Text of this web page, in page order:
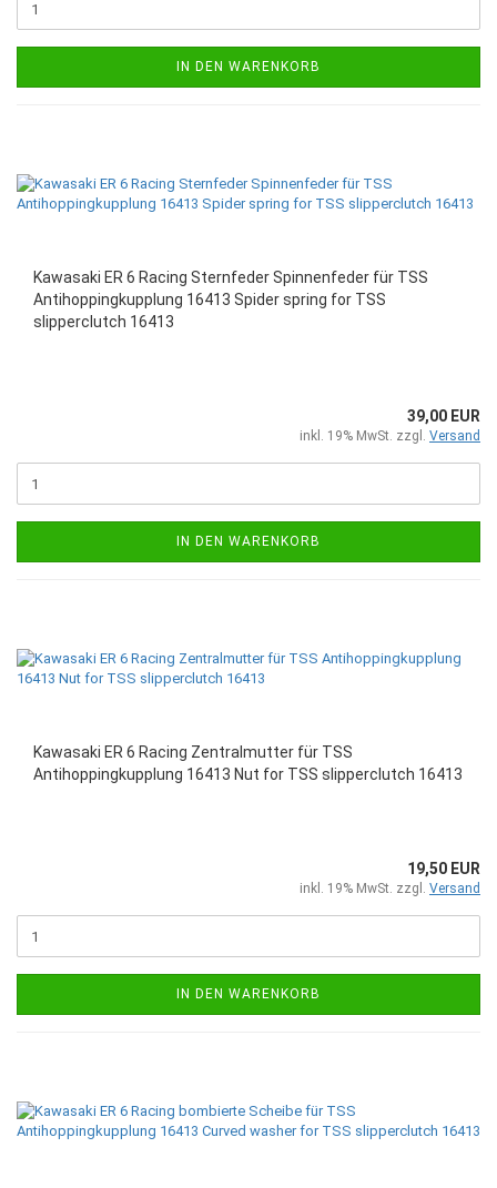
IN DEN WARENKORB
Kawasaki ER 6 Racing Sternfeder Spinnenfeder für TSS
Antihoppingkupplung 16413 Spider spring for TSS
slipperclutch 16413
39,00 EUR
inkl. 19% MwSt. zzgl. Versand
IN DEN WARENKORB
Kawasaki ER 6 Racing Zentralmutter für TSS
Antihoppingkupplung 16413 Nut for TSS slipperclutch 16413
19,50 EUR
inkl. 19% MwSt. zzgl. Versand
IN DEN WARENKORB